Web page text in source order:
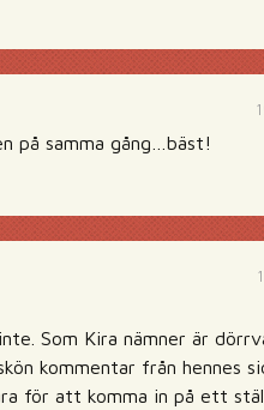
på samma gång…bäst!
Som Kira nämner är
kommentar från hennes
för att komma in på ett